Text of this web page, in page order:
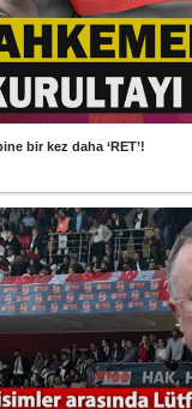
bir kez daha ‘RET’!